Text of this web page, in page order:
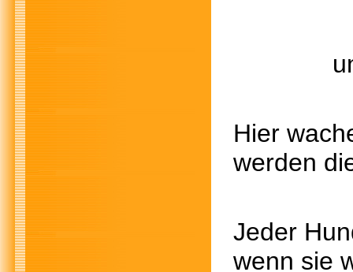
und
Hier
werden
Jeder
wenn sie